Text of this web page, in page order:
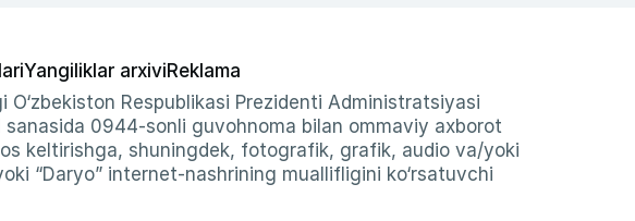
Yangiliklar arxiviReklama
Respublikasi Prezidenti Administratsiyasi
0944-sonli guvohnoma bilan ommaviy axborot
keltirishga, shuningdek, fotografik, grafik, audio va/yoki
“Daryo” internet-nashrining muallifligini ko‘rsatuvchi